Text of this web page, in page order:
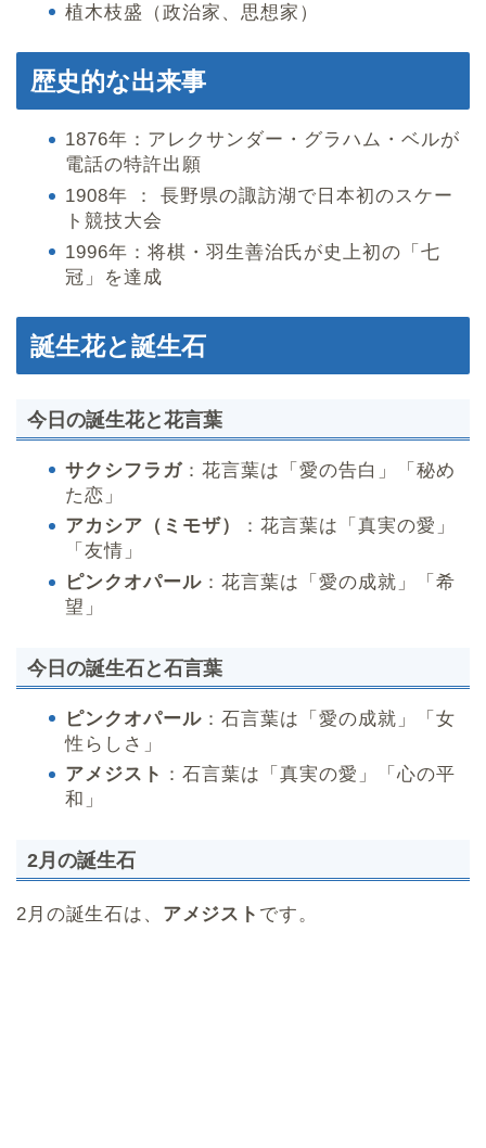
植木枝盛（政治家、思想家）
歴史的な出来事
1876年：アレクサンダー・グラハム・ベルが
電話の特許出願
1908年 ： 長野県の諏訪湖で日本初のスケー
ト競技大会
1996年：将棋・羽生善治氏が史上初の「七
冠」を達成
誕生花と誕生石
今日の誕生花と花言葉
サクシフラガ ：花言葉は「愛の告白」「秘め
た恋」
アカシア（ミモザ）
：花言葉は「真実の愛」
「友情」
ピンクオパール ：花言葉は「愛の成就」「希
望」
今日の誕生石と石言葉
ピンクオパール ：石言葉は「愛の成就」「女
性らしさ」
アメジスト ：石言葉は「真実の愛」「心の平
和」
2月の誕生石
2月の誕生石は、 アメジスト です。